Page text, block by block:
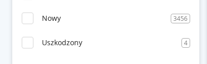
Nowy 3456
Uszkodzony 4